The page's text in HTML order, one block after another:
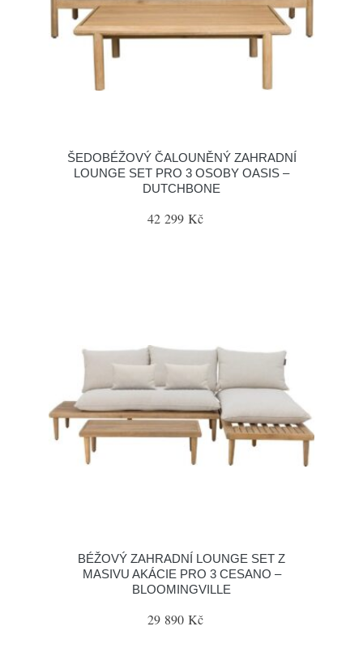
ŠEDOBÉŽOVÝ ČALOUNĚNÝ ZAHRADNÍ
LOUNGE SET PRO 3 OSOBY OASIS –
DUTCHBONE
42 299 Kč
BÉŽOVÝ ZAHRADNÍ LOUNGE SET Z
MASIVU AKÁCIE PRO 3 CESANO –
BLOOMINGVILLE
29 890 Kč